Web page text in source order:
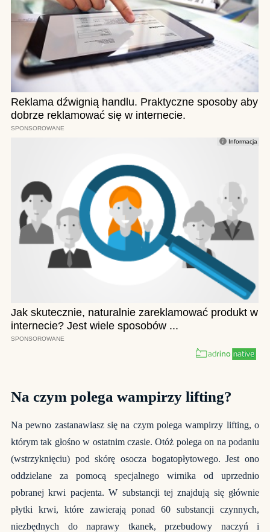
Na czym polega wampirzy lifting?
Na pewno zastanawiasz się na czym polega wampirzy lifting, o
którym tak głośno w ostatnim czasie. Otóż polega on na podaniu
(wstrzyknięciu) pod skórę osocza bogatopłytowego. Jest ono
oddzielane za pomocą specjalnego wirnika od uprzednio
pobranej krwi pacjenta. W substancji tej znajdują się głównie
płytki krwi, które zawierają ponad 60 substancji czynnych,
niezbędnych do naprawy tkanek, przebudowy naczyń i